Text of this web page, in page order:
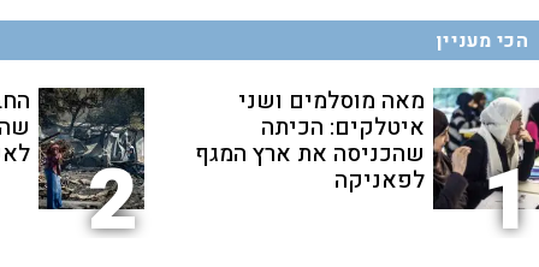
הכי מעניין
1
מאה מוסלמים ושני
איטלקים: הכיתה
שהכניסה את ארץ המגף
לפאניקה 2